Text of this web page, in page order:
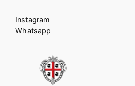
Instagram
Whatsapp